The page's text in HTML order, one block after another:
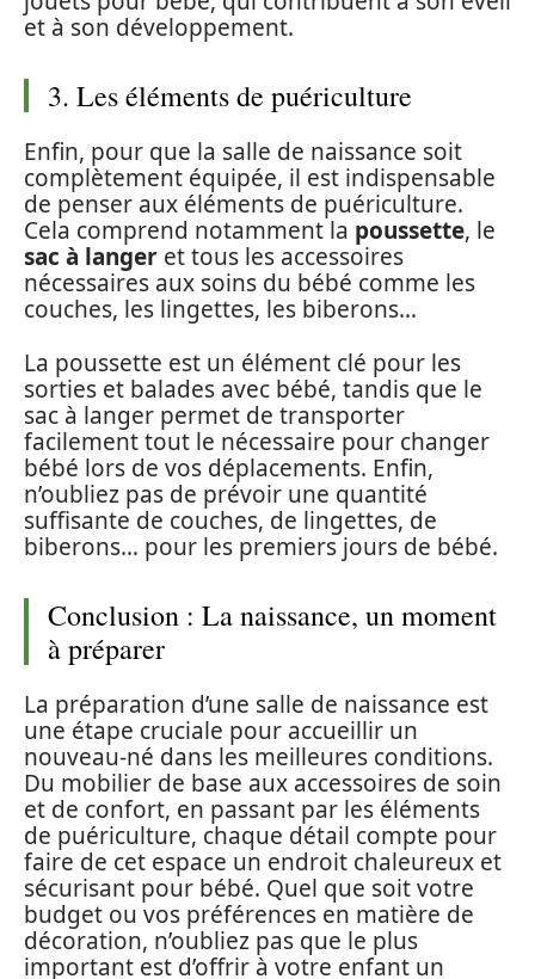
et à son développement.
3. Les éléments de puériculture
Enfin, pour que la salle de naissance soit
complètement équipée, il est indispensable
de penser aux éléments de puériculture.
Cela comprend notamment la poussette, le
sac à langer et tous les accessoires
nécessaires aux soins du bébé comme les
couches, les lingettes, les biberons…
La poussette est un élément clé pour les
sorties et balades avec bébé, tandis que le
sac à langer permet de transporter
facilement tout le nécessaire pour changer
bébé lors de vos déplacements. Enfin,
n’oubliez pas de prévoir une quantité
suffisante de couches, de lingettes, de
biberons… pour les premiers jours de bébé.
Conclusion : La naissance, un moment
à préparer
La préparation d’une salle de naissance est
une étape cruciale pour accueillir un
nouveau-né dans les meilleures conditions.
Du mobilier de base aux accessoires de soin
et de confort, en passant par les éléments
de puériculture, chaque détail compte pour
faire de cet espace un endroit chaleureux et
sécurisant pour bébé. Quel que soit votre
budget ou vos préférences en matière de
décoration, n’oubliez pas que le plus
important est d’offrir à votre enfant un